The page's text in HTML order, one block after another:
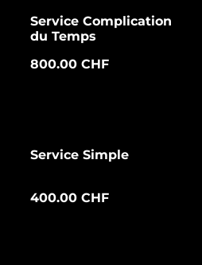
Service Complication
du Temps
800.00 CHF
Service Simple
400.00 CHF